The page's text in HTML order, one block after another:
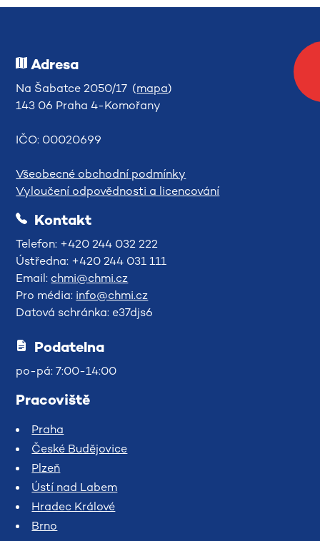
Adresa
Na Šabatce 2050/17 (mapa)
143 06 Praha 4-Komořany
IČO: 00020699
Všeobecné obchodní podmínky
Vyloučení odpovědnosti a licencování
Kontakt
Telefon: +420 244 032 222
Ústředna: +420 244 031 111
Email: chmi@chmi.cz
Pro média: info@chmi.cz
Datová schránka: e37djs6
Podatelna
po-pá: 7:00-14:00
Pracoviště
Praha
České Budějovice
Plzeň
Ústí nad Labem
Hradec Králové
Brno